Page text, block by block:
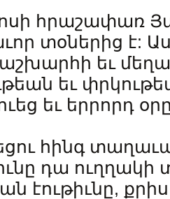
հրաշափառ
տօներից է:
եւ
եւ
եւ երրորդ
հինգ
դա ուղղակի
էութիւնը,